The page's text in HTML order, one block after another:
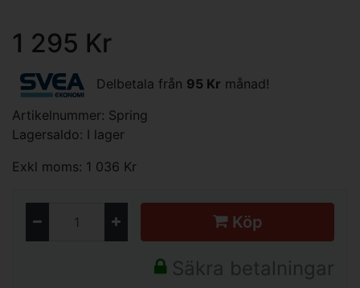
1 295 Kr
Delbetala från 95 Kr månad!
Artikelnummer: Spring
Lagersaldo: I lager
Exkl moms: 1 036 Kr
Köp
Säkra betalningar